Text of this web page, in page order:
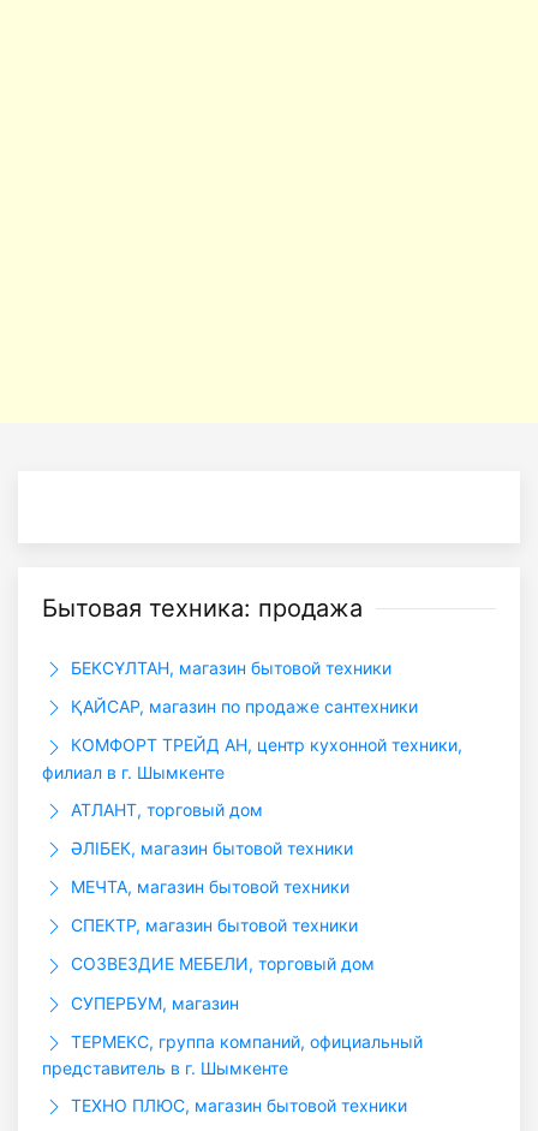
Бытовая техника: продажа
БЕКСҰЛТАН, магазин бытовой техники
ҚАЙСАР, магазин по продаже сантехники
КОМФОРТ ТРЕЙД АН, центр кухонной техники,
филиал в г. Шымкенте
АТЛАНТ, торговый дом
ӘЛІБЕК, магазин бытовой техники
МЕЧТА, магазин бытовой техники
СПЕКТР, магазин бытовой техники
СОЗВЕЗДИЕ МЕБЕЛИ, торговый дом
СУПЕРБУМ, магазин
ТЕРМЕКС, группа компаний, официальный
представитель в г. Шымкенте
ТЕХНО ПЛЮС, магазин бытовой техники